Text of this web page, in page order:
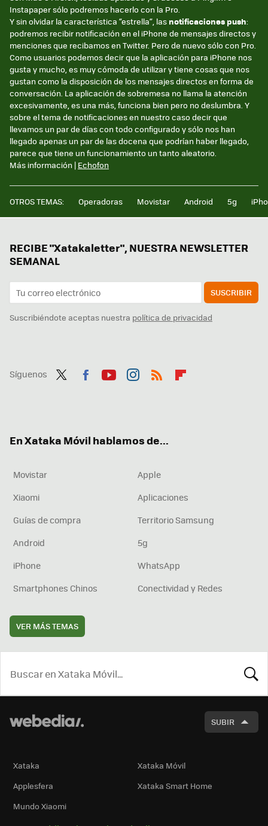
Instapaper sólo podremos hacerlo con la Pro.
Y sin olvidar la característica “estrella”, las notificaciones push:
podremos recibir notificación en el iPhone de mensajes directos y
menciones que recibamos en Twitter. Pero de nuevo sólo con Pro.
Como usuarios podemos decir que la aplicación para iPhone nos
gusta y mucho, es muy cómoda de utilizar y tiene cosas que nos
gustan como la disposición de los mensajes directos en forma de
conversación. La aplicación de sobremesa no llama la atención
excesivamente, es una más, funciona bien pero no deslumbra. Y
sobre el tema de notificaciones en nuestro caso decir que
llevamos un par de días con todo configurado y sólo nos han
llegado apenas un par de las docena que podrían haber llegado,
parece que tiene un funcionamiento un tanto aleatorio.
Más información | Echofon
OTROS TEMAS: Operadoras Movistar Android 5g
RECIBE "Xatakaletter", NUESTRA NEWSLETTER
SEMANAL
SUSCRIBIR
Suscribiéndote aceptas nuestra política de privacidad
Síguenos
En Xataka Móvil hablamos de...
Movistar
Apple
Xiaomi
Aplicaciones
Guías de compra
Territorio Samsung
Android
5g
iPhone
WhatsApp
Smartphones Chinos
Conectividad y Redes
VER MÁS TEMAS
SUBIR
Xataka
Xataka Móvil
Applesfera
Xataka Smart Home
Mundo Xiaomi